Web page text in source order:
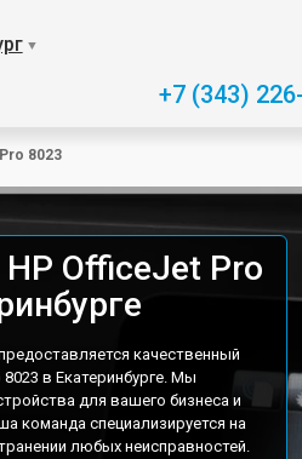
▼
+7 (343)
8023
OfficeJet Pro
качественный
в Екатеринбурге. Мы
для вашего бизнеса и
команда специализируется на
любых неисправностей.